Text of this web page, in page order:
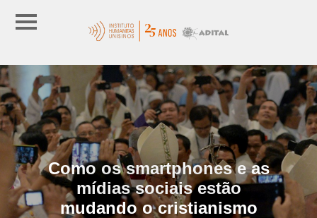
Como os smartphones e as
mídias sociais estão
mudando o cristianismo